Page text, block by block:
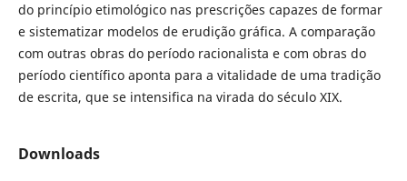
do princípio etimológico nas prescrições capazes de formar
e sistematizar modelos de erudição gráfica. A comparação
com outras obras do período racionalista e com obras do
período científico aponta para a vitalidade de uma tradição
de escrita, que se intensifica na virada do século XIX.
Downloads